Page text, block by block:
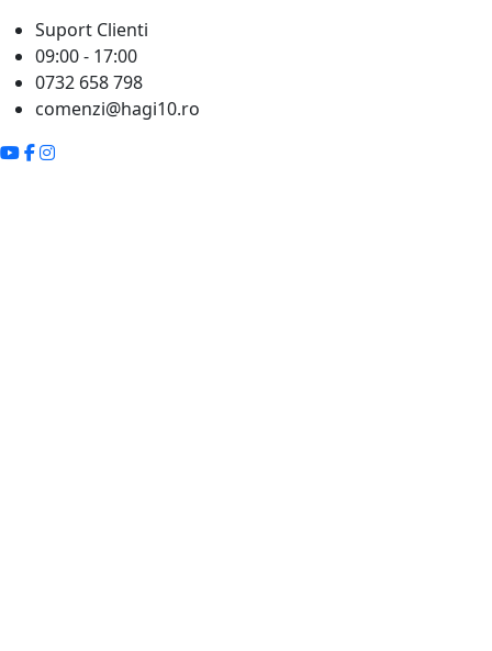
Suport Clienti
09:00 - 17:00
0732 658 798
comenzi@hagi10.ro